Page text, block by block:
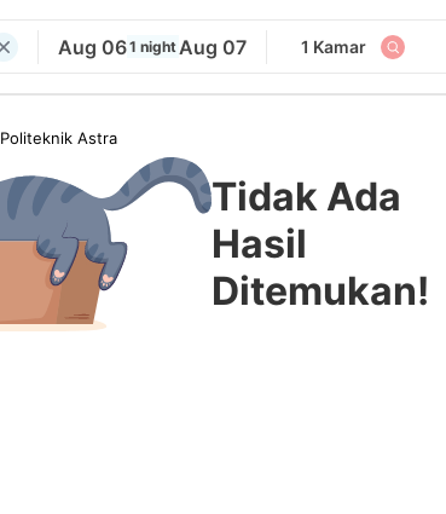
Aug 061 night Aug 07 1 Kamar
Politeknik Astra
Tidak Ada
Hasil
Ditemukan!